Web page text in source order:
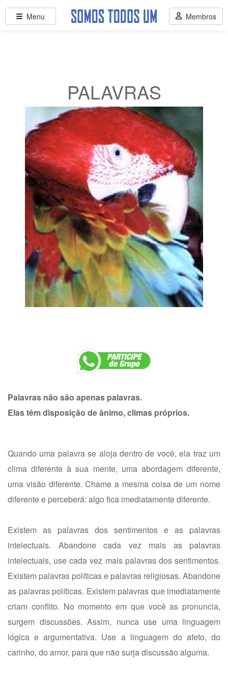
PALAVRAS
Palavras não são apenas palavras.
Elas têm disposição de ânimo, climas próprios.
Quando uma palavra se aloja dentro de você, ela traz um
clima diferente à sua mente, uma abordagem diferente,
uma visão diferente. Chame a mesma coisa de um nome
diferente e perceberá: algo fica imediatamente diferente.
Existem as palavras dos sentimentos e as palavras
intelectuais. Abandone cada vez mais as palavras
intelectuais, use cada vez mais palavras dos sentimentos.
Existem palavras políticas e palavras religiosas. Abandone
as palavras políticas. Existem palavras que imediatamente
criam conflito. No momento em que você as pronuncia,
surgem discussões. Assim, nunca use uma linguagem
lógica e argumentativa. Use a linguagem do afeto, do
carinho, do amor, para que não surja discussão alguma.
Menu Membros